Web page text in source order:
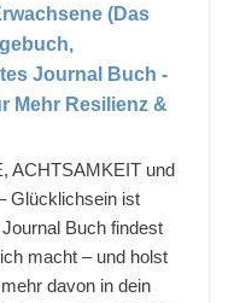
(Das
Journal Buch -
Mehr Resilienz &
ACHTSAMKEIT und
Glücklichsein ist
Buch findest
macht – und holst
davon in dein